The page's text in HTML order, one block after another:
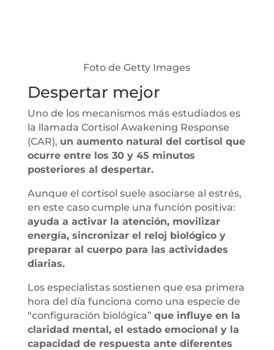
Foto de Getty Images
Despertar mejor
Uno de los mecanismos más estudiados es
la llamada Cortisol Awakening Response
(CAR), un aumento natural del cortisol que
ocurre entre los 30 y 45 minutos
posteriores al despertar.
Aunque el cortisol suele asociarse al estrés,
en este caso cumple una función positiva:
ayuda a activar la atención, movilizar
energía, sincronizar el reloj biológico y
preparar al cuerpo para las actividades
diarias.
Los especialistas sostienen que esa primera
hora del día funciona como una especie de
“configuración biológica” que influye en la
claridad mental, el estado emocional y la
capacidad de respuesta ante diferentes